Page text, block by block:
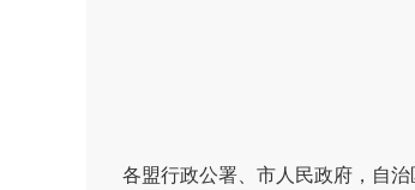
各盟行政公署、市人民政府，自